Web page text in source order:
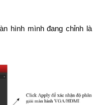
hình mình đang chỉnh là